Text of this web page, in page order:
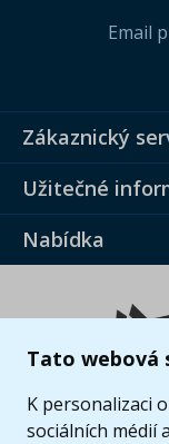
Tato webová
K personalizaci
sociálních médií
Email
Zákaznický
Užitečné
Nabídka